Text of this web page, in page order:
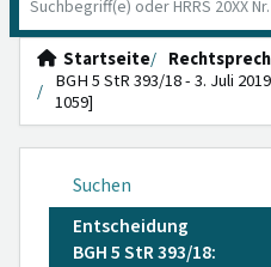
Startseite
BGH 5 StR 393/18 - 3. Juli
1059]
Suchen
Entscheidung
BGH 5 StR 393/18: